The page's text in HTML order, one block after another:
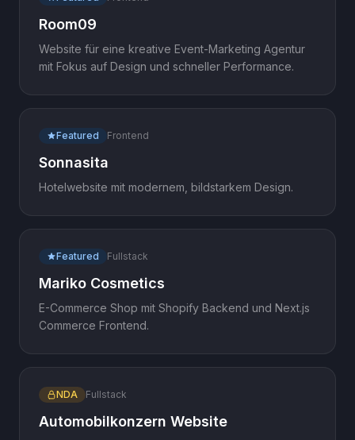
Room09
Website für eine kreative Event-Marketing Agentur
mit Fokus auf Design und schneller Performance.
Featured Frontend
Sonnasita
Hotelwebsite mit modernem, bildstarkem Design.
Featured Fullstack
Mariko Cosmetics
E-Commerce Shop mit Shopify Backend und Next.js
Commerce Frontend.
NDA Fullstack
Automobilkonzern Website